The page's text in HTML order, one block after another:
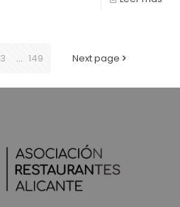
3 ... 149 Next page